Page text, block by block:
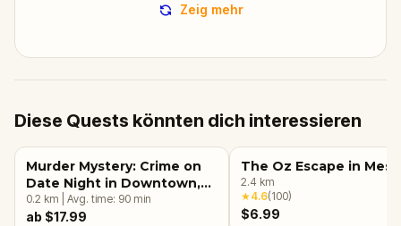
Zeig mehr
Diese Quests könnten dich interessieren
Murder Mystery: Crime on
Date Night in Downtown,
Mesa
0.2 km Avg. time: 90 min
ab $17.99
The Oz Escape in Mesa
2.4 km
★4.6(100)
$6.99